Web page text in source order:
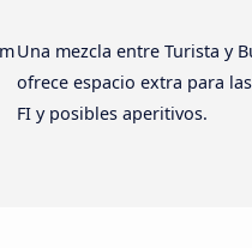
Una mezcla entre Turista y
ofrece espacio extra para
FI y posibles aperitivos.